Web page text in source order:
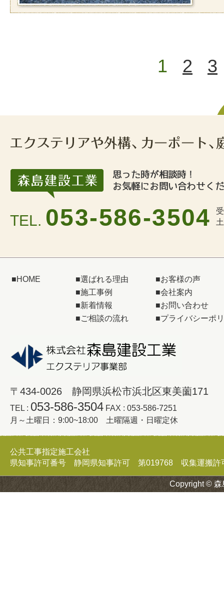
1 2 3
TEL. 053-586-3504
■HOME ■選ばれる理由
■施工事例
■新着情報
■ご相談の流れ
■お客様の声
■会社案内
■お問い合わせ
■プライバシーポ
〒434-0026 静岡県浜松市浜北区東美薗171
TEL : 053-586-3504 FAX : 053-586-7251
月～土曜日：9:00~18:00 土曜隔週・日曜定休
公共工事指定施工会社
県知事許可番号 静岡県知事許可 第019768 収集運搬
Copyright © 森